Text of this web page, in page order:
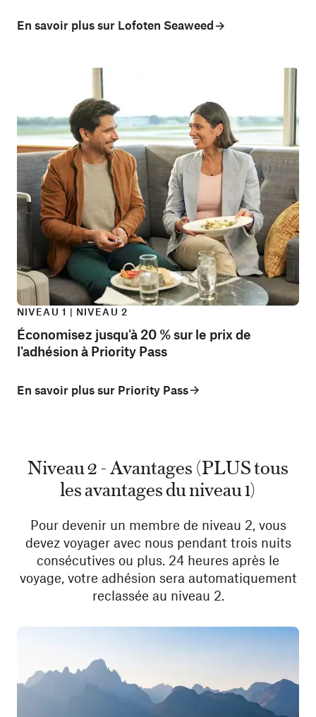
En savoir plus sur Lofoten Seaweed
NIVEAU 1 | NIVEAU 2
Économisez jusqu'à 20 % sur le prix de
l'adhésion à Priority Pass
En savoir plus sur Priority Pass
Niveau 2 - Avantages (PLUS tous
les avantages du niveau 1)
Pour devenir un membre de niveau 2, vous
devez voyager avec nous pendant trois nuits
consécutives ou plus. 24 heures après le
voyage, votre adhésion sera automatiquement
reclassée au niveau 2.